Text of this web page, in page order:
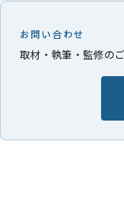
お問い合わせ
取材・執筆・監修の